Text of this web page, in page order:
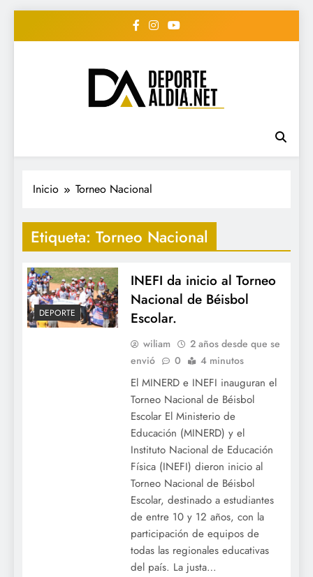
• DEPORTE AL DIA •
"Periodico Deportivo
Digital"
#deportealdiard #deportealdiaperiodico
Inicio Torneo Nacional
Etiqueta: Torneo Nacional
DEPORTE
INEFI da inicio al Torneo
Nacional de Béisbol
Escolar.
wiliam
2 años desde que se
envió
0 4 minutos
El MINERD e INEFI inauguran el
Torneo Nacional de Béisbol
Escolar El Ministerio de
Educación (MINERD) y el
Instituto Nacional de Educación
Física (INEFI) dieron inicio al
Torneo Nacional de Béisbol
Escolar, destinado a estudiantes
de entre 10 y 12 años, con la
participación de equipos de
todas las regionales educativas
del país. La justa…